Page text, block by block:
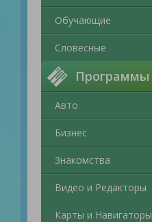
Обучающие
Словесные
Программы
Авто
Бизнес
Знакомства
Видео и Редакторы
Карты и Навигаторы